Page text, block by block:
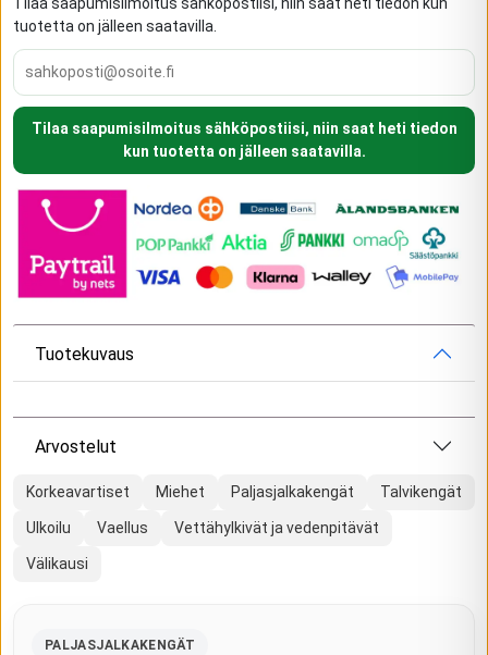
tuotetta on jälleen saatavilla.
Tilaa saapumisilmoitus sähköpostiisi, niin saat heti tiedon
kun tuotetta on jälleen saatavilla.
Tuotekuvaus
Arvostelut
Korkeavartiset Miehet Paljasjalkakengät Talvikengät
Ulkoilu Vaellus Vettähylkivät ja vedenpitävät
Välikausi
PALJASJALKAKENGÄT